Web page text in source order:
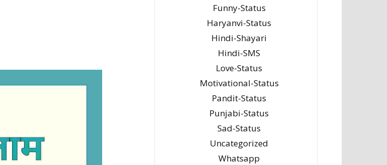
Funny-Status
Haryanvi-Status
Hindi-Shayari
Hindi-SMS
Love-Status
Motivational-Status
Pandit-Status
Punjabi-Status
Sad-Status
Uncategorized
Whatsapp